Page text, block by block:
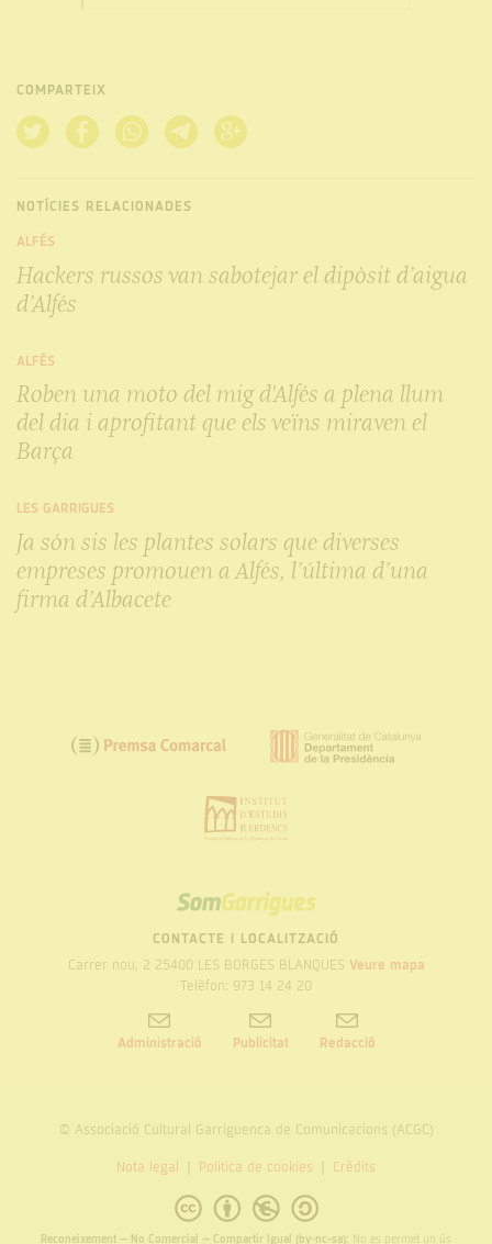
COMPARTEIX
NOTÍCIES RELACIONADES
ALFÉS
Hackers russos van sabotejar el dipòsit d’aigua
d’Alfés
ALFÉS
Roben una moto del mig d'Alfés a plena llum
del dia i aprofitant que els veïns miraven el
Barça
LES GARRIGUES
Ja són sis les plantes solars que diverses
empreses promouen a Alfés, l’última d’una
firma d’Albacete
SOM
GARRIGUES
CONTACTE I LOCALITZACIÓ
Carrer nou, 2 25400 LES BORGES BLANQUES Veure mapa
Telèfon: 973 14 24 20
Administració Publicitat Redacció
© Associació Cultural Garriguenca de Comunicacions (ACGC)
Nota legal Politica de cookies Crèdits
Reconeixement – No Comercial – Compartir Igual (by-nc-sa): No es permet un ús